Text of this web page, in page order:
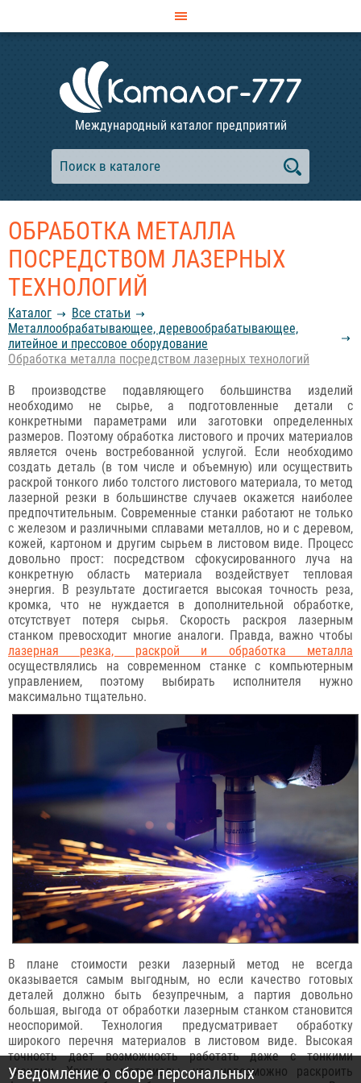
Международный каталог предприятий
ОБРАБОТКА МЕТАЛЛА
ПОСРЕДСТВОМ ЛАЗЕРНЫХ
ТЕХНОЛОГИЙ
Каталог
Все статьи
Металлообрабатывающее, деревообрабатывающее,
литейное и прессовое оборудование
Обработка металла посредством лазерных технологий
В производстве подавляющего большинства изделий
необходимо не сырье, а подготовленные детали с
конкретными параметрами или заготовки определенных
размеров. Поэтому обработка листового и прочих материалов
является очень востребованной услугой. Если необходимо
создать деталь (в том числе и объемную) или осуществить
раскрой тонкого либо толстого листового материала, то метод
лазерной резки в большинстве случаев окажется наиболее
предпочтительным. Современные станки работают не только
с железом и различными сплавами металлов, но и с деревом,
кожей, картоном и другим сырьем в листовом виде. Процесс
довольно прост: посредством сфокусированного луча на
конкретную область материала воздействует тепловая
энергия. В результате достигается высокая точность реза,
кромка, что не нуждается в дополнительной обработке,
отсутствует потеря сырья. Скорость раскроя лазерным
станком превосходит многие аналоги. Правда, важно чтобы
лазерная резка, раскрой и обработка металла
осуществлялись на современном станке с компьютерным
управлением, поэтому выбирать исполнителя нужно
максимально тщательно.
В плане стоимости резки лазерный метод не всегда
оказывается самым выгодным, но если качество готовых
деталей должно быть безупречным, а партия довольно
большая, выгода от обработки лазерным станком становится
неоспоримой. Технология предусматривает обработку
широкого перечня материалов в листовом виде. Высокая
точность дает возможность работать даже с тонкими
тканями. Хрупкие материалы, что невозможно раскроить
Уведомление о сборе персональных